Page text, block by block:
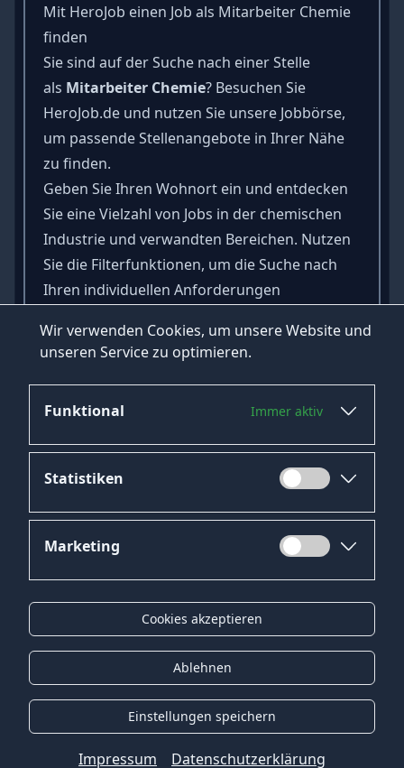
Wir verwenden Cookies, um unsere Website und
unseren Service zu optimieren.
Funktional Immer aktiv
Statistiken
Marketing
Cookies akzeptieren
Ablehnen
Einstellungen speichern
Impressum Datenschutzerklärung
Mit HeroJob einen Job als Mitarbeiter Chemie
finden
Sie sind auf der Suche nach einer Stelle
als Mitarbeiter Chemie? Besuchen Sie
HeroJob.de und nutzen Sie unsere Jobbörse,
um passende Stellenangebote in Ihrer Nähe
zu finden.
Geben Sie Ihren Wohnort ein und entdecken
Sie eine Vielzahl von Jobs in der chemischen
Industrie und verwandten Bereichen. Nutzen
Sie die Filterfunktionen, um die Suche nach
Ihren individuellen Anforderungen
Starten Sie noch heute Ihre Karriere als
Mitarbeiter Chemie mit HeroJob!
Datenschutz
Impressum
Kontakt
Gender-Hinweis
© 2026 Onyx Consulting GmbH